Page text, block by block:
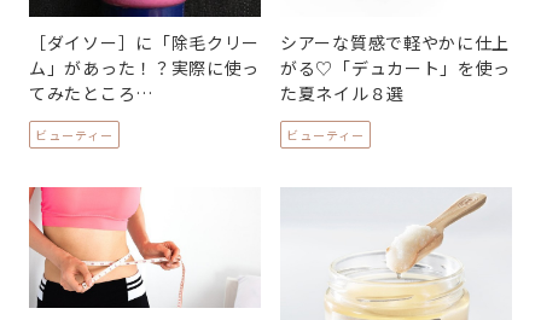
［ダイソー］に「除毛クリー
ム」があった！？実際に使っ
てみたところ…
ビューティー
シアーな質感で軽やかに仕上
がる♡「デュカート」を使っ
た夏ネイル８選
ビューティー